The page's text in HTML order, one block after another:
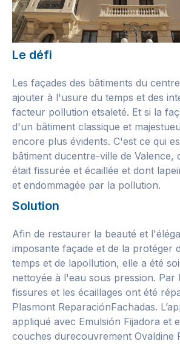
Le défi
Les façades des bâtiments du
ajouter à l'usure du temps et des
facteur pollution etsaleté. Et si la
d'un bâtiment classique et
encore plus évidents. C'est ce qui
bâtiment ducentre-ville de Valence,
était fissurée et écaillée et dont
et endommagée par la pollution.
Solution
Afin de restaurer la beauté et
imposante façade et de la protéger
temps et de lapollution, elle a été
nettoyée à l'eau sous pression. Par
fissures et les écaillages ont été
Plasmont ReparaciónFachadas.
appliqué avec Emulsión Fijadora et
couches durecouvrement Ovaldine